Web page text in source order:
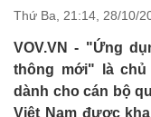
Thứ Ba, 21:14, 28/10/
VOV.VN - "Ứng
thông mới" là
dành cho cán bộ
Việt Nam được